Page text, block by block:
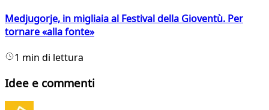
Medjugorje, in migliaia al Festival della Gioventù. Per
tornare «alla fonte»
1 min di lettura
Idee e commenti